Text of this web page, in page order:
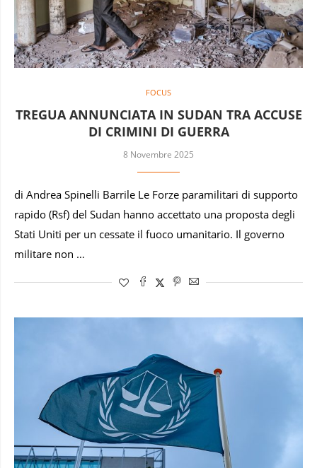
FOCUS
TREGUA ANNUNCIATA IN SUDAN TRA ACCUSE
DI CRIMINI DI GUERRA
8 Novembre 2025
di Andrea Spinelli Barrile Le Forze paramilitari di supporto
rapido (Rsf) del Sudan hanno accettato una proposta degli
Stati Uniti per un cessate il fuoco umanitario. Il governo
militare non …